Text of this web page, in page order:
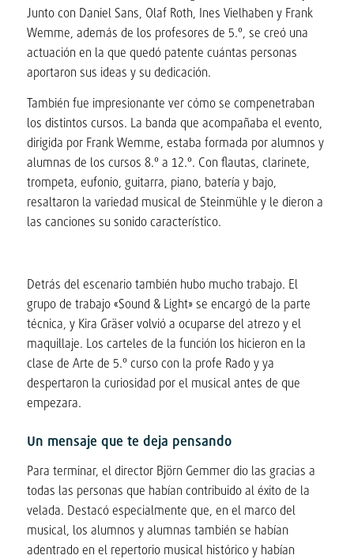
Junto con Daniel Sans, Olaf Roth, Ines Vielhaben y Frank
Wemme, además de los profesores de 5.º, se creó una
actuación en la que quedó patente cuántas personas
aportaron sus ideas y su dedicación.
También fue impresionante ver cómo se compenetraban
los distintos cursos. La banda que acompañaba el evento,
dirigida por Frank Wemme, estaba formada por alumnos y
alumnas de los cursos 8.º a 12.º. Con flautas, clarinete,
trompeta, eufonio, guitarra, piano, batería y bajo,
resaltaron la variedad musical de Steinmühle y le dieron a
las canciones su sonido característico.
Detrás del escenario también hubo mucho trabajo. El
grupo de trabajo «Sound & Light» se encargó de la parte
técnica, y Kira Gräser volvió a ocuparse del atrezo y el
maquillaje. Los carteles de la función los hicieron en la
clase de Arte de 5.º curso con la profe Rado y ya
despertaron la curiosidad por el musical antes de que
empezara.
Un mensaje que te deja pensando
Para terminar, el director Björn Gemmer dio las gracias a
todas las personas que habían contribuido al éxito de la
velada. Destacó especialmente que, en el marco del
musical, los alumnos y alumnas también se habían
adentrado en el repertorio musical histórico y habían